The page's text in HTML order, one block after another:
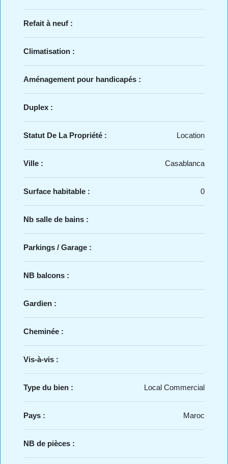
Refait à neuf :
Climatisation :
Aménagement pour handicapés :
Duplex :
Statut De La Propriété : Location
Ville : Casablanca
Surface habitable : 0
Nb salle de bains :
Parkings / Garage :
NB balcons :
Gardien :
Cheminée :
Vis-à-vis :
Type du bien : Local Commercial
Pays : Maroc
NB de pièces :